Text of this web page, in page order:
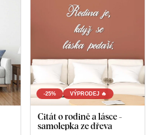
-25% VÝPRODEJ 🔥
Citát o rodině a lásce -
samolepka ze dřeva